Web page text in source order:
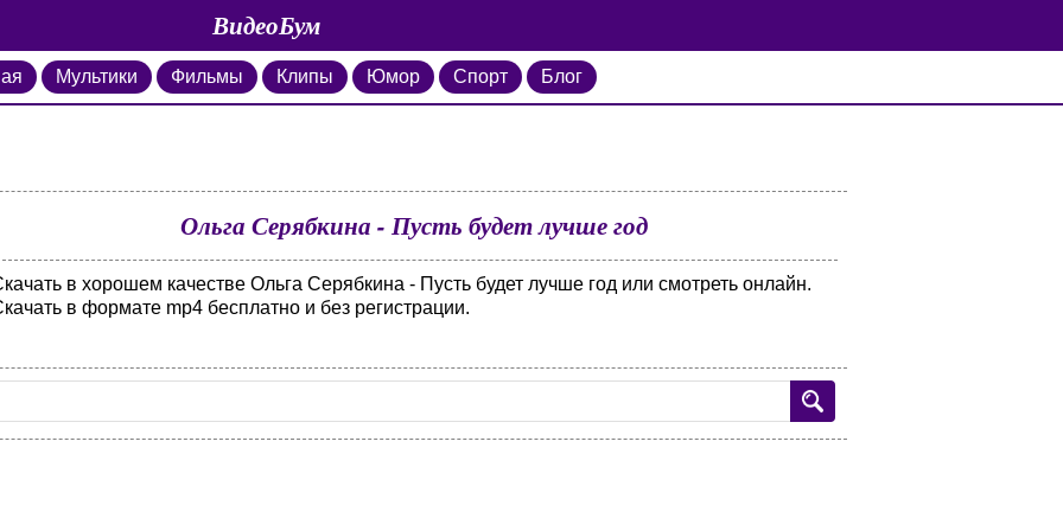
ВидеоБум
Мультики Фильмы Клипы Юмор Спорт Блог
Ольга Серябкина - Пусть будет лучше год
в хорошем качестве Ольга Серябкина - Пусть будет лучше год или смотреть онлайн.
в формате mp4 бесплатно и без регистрации.